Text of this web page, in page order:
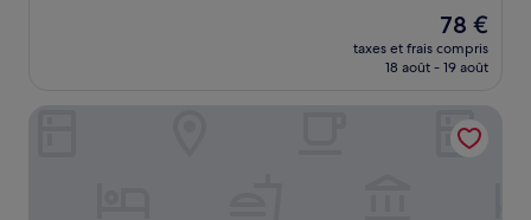
Le
nouveau
prix
de
78 €
78 €
taxes et frais compris
18 août - 19 août